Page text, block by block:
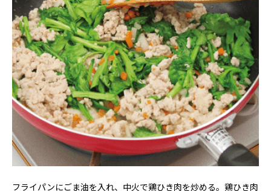
フライパンにごま油を入れ、中火で鶏ひき肉を炒める。鶏ひき肉